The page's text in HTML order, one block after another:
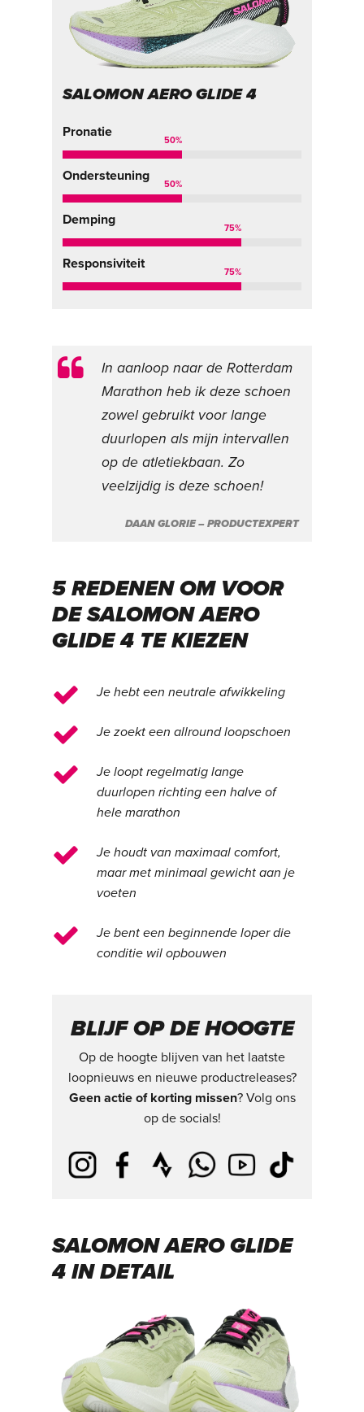
SALOMON AERO GLIDE 4
Pronatie
50%
Ondersteuning
50%
Demping
75%
Responsiviteit
75%
In aanloop naar de Rotterdam
Marathon heb ik deze schoen
zowel gebruikt voor lange
duurlopen als mijn intervallen
op de atletiekbaan. Zo
veelzijdig is deze schoen!
DAAN GLORIE – PRODUCTEXPERT
5 REDENEN OM VOOR
DE SALOMON AERO
GLIDE 4 TE KIEZEN
Je hebt een neutrale afwikkeling
Je zoekt een allround loopschoen
Je loopt regelmatig lange
duurlopen richting een halve of
hele marathon
Je houdt van maximaal comfort,
maar met minimaal gewicht aan je
voeten
Je bent een beginnende loper die
conditie wil opbouwen
BLIJF OP DE HOOGTE
Op de hoogte blijven van het laatste
loopnieuws en nieuwe productreleases?
Geen actie of korting missen? Volg ons
op de socials!
SALOMON AERO GLIDE
4 IN DETAIL